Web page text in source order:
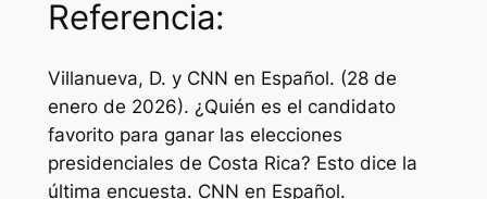
Referencia:
Villanueva, D. y CNN en Español. (28 de
enero de 2026). ¿Quién es el candidato
favorito para ganar las elecciones
presidenciales de Costa Rica? Esto dice la
última encuesta. CNN en Español.